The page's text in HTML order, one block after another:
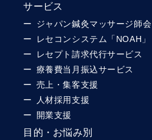
サービス
ジャパン鍼灸マッサージ師会
レセコンシステム「NOAH」
レセプト請求代行サービス
療養費当月振込サービス
売上・集客支援
人材採用支援
開業支援
目的・お悩み別